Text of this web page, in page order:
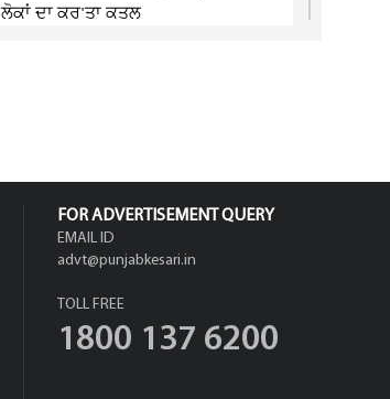
ਲੋਕਾਂ ਦਾ ਕਰ'ਤਾ ਕਤਲ
FOR ADVERTISEMENT QUERY
EMAIL ID
advt@punjabkesari.in
TOLL FREE
1800 137 6200